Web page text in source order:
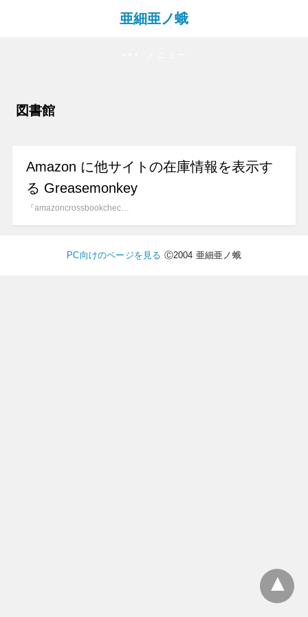
亜細亜ノ蛾
図書館
Amazon に他サイトの在庫情報を表示す
る Greasemonkey
『amazoncrossbookchec…
PC向けのページを見る Ⓒ2004 亜細亜ノ蛾